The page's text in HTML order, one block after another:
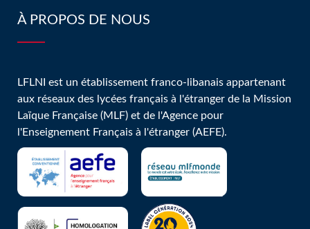
lycéens
À PROPOS DE NOUS
LFLNI est un établissement franco-libanais appartenant
aux réseaux des lycées français à l'étranger de la Mission
Laïque Française (MLF) et de l'Agence pour
l'Enseignement Français à l'étranger (AEFE).